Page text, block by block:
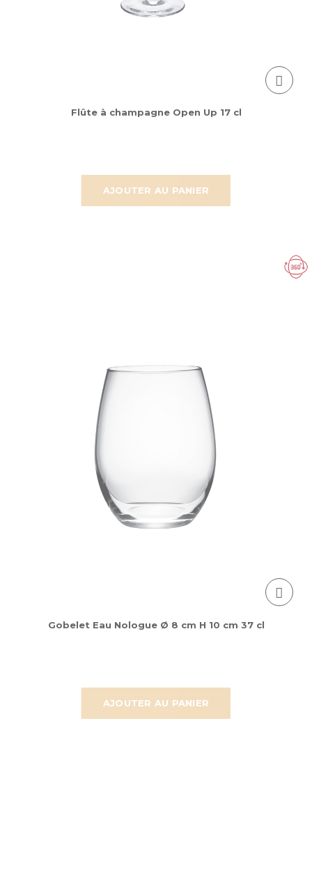
AJOUTER AU PANIER
Flûte à champagne Open Up 17 cl
AJOUTER AU PANIER
Gobelet Eau Nologue Ø 8 cm H 10 cm 37 cl